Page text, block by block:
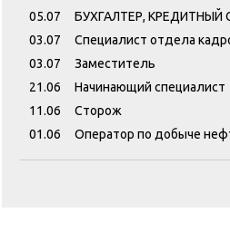
05.07
БУХГАЛТЕР, КРЕДИТНЫЙ
03.07
Специалист отдела
03.07
Заместитель
21.06
Начинающий специалист
11.06
Сторож
01.06
Оператор по добыче